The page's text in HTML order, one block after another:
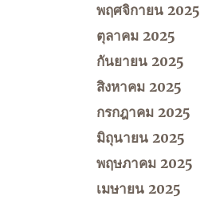
พฤศจิกายน 2025
ตุลาคม 2025
กันยายน 2025
สิงหาคม 2025
กรกฎาคม 2025
มิถุนายน 2025
พฤษภาคม 2025
เมษายน 2025